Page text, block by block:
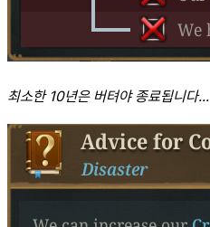
최소한 10년은 버텨야 종료됩니다...